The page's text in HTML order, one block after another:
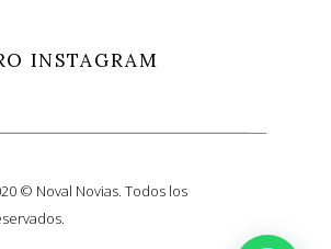
INSTAGRAM
© Noval Novias. Todos los